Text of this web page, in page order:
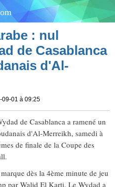
: nul
de Casablanca
d'Al-
09-01 à 09:25
de Casablanca a ramené un
d'Al-Merreikh, samedi à
de finale de la Coupe des
dès la 4ème minute de jeu
par Walid El Karti. Le Wydad a